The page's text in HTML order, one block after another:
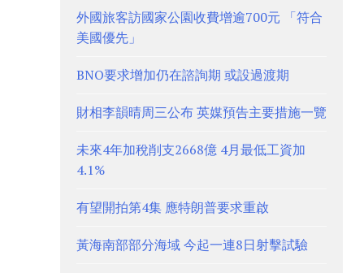
外國旅客訪國家公園收費增逾700元 「符合
美國優先」
BNO要求增加仍在諮詢期 或設過渡期
財相李韻晴周三公布 英媒預告主要措施一覽
未來4年加稅削支2668億 4月最低工資加
4.1%
有望開拍第4集 應特朗普要求重啟
黃海南部部分海域 今起一連8日射擊試驗